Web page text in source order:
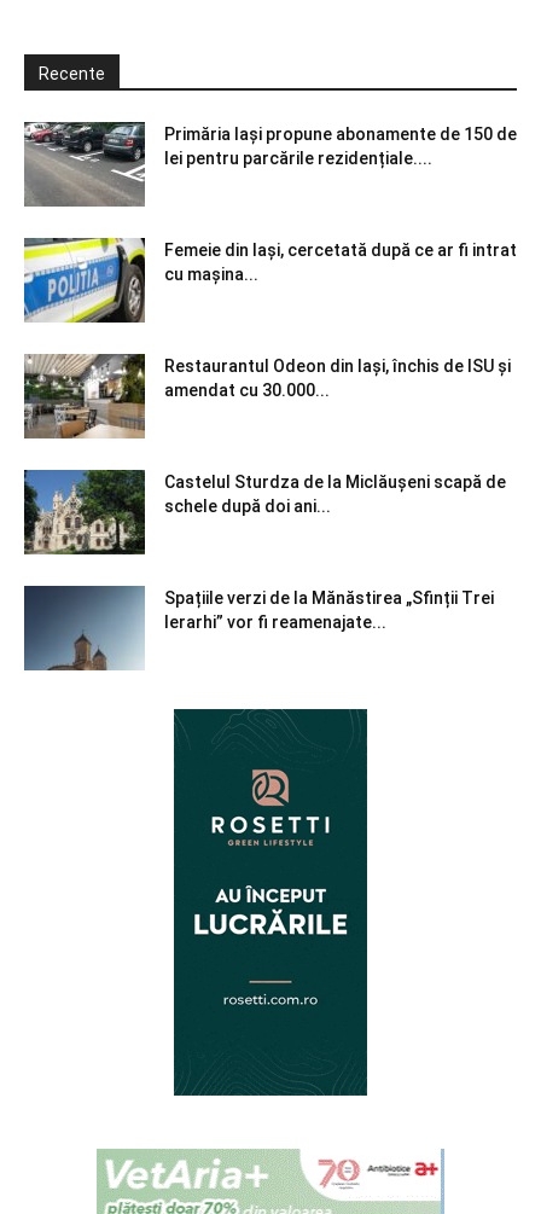
Recente
Primăria Iași propune abonamente de 150 de
lei pentru parcările rezidențiale....
Femeie din Iași, cercetată după ce ar fi intrat
cu mașina...
Restaurantul Odeon din Iași, închis de ISU și
amendat cu 30.000...
Castelul Sturdza de la Miclăușeni scapă de
schele după doi ani...
Spațiile verzi de la Mănăstirea „Sfinții Trei
Ierarhi” vor fi reamenajate...